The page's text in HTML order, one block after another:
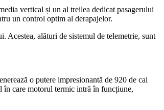
vertical și un al treilea dedicat pasagerului
un control optim al derapajelor.
Acestea, alături de sistemul de telemetrie, sunt
o putere impresionantă de 920 de cai
în care motorul termic intră în funcțiune,